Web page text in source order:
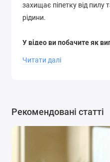
захищає піпетку від пилу
рідини.
У відео ви побачите як
Читати далі
Рекомендовані статті